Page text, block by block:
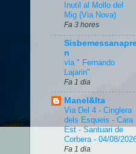
Inutil al Mollo del
Mig (Via Nova)
Fa 3 hores
n
via " Fernando
Lajarin"
Fa 1 dia
Manel&Ita
Via Del 4 - Cinglera
dels Esqueis - Cara
Est - Santuari de
Corbera - 04/08/
Fa 1 dia